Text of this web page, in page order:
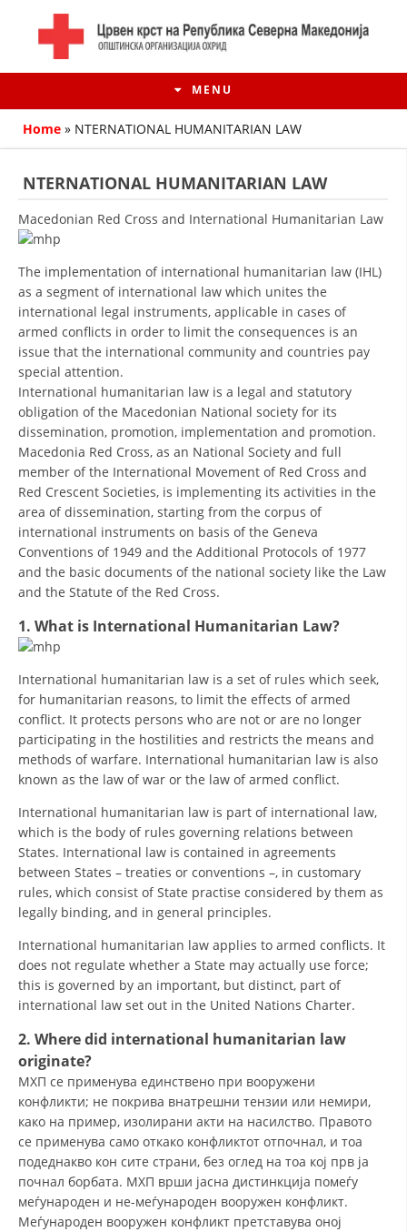
MENU
HISTORY OF MOVEMENT
ORGANISATION STRUCTURE
CONTACT INFO
LAW OF MACEDONIAN RED CROSS
STATUTE OF THE MRC
ORGANIZATIONAL DEVELOPMENT
EXECUTIVE BOARD
DISSEMINATION
INTERNATIONAL HUMANITARIAN LAW
PROMOTION OF HUMAN VALUES
USE AND PROTECTION OF THE EMBLEM
THE SOCIAL WELFARE ACTIVITY
DISASTER PREPAREDNESS AND RESPONSE
PUBLIC RELATIONS
RESEARCH OF PUBLIC OPINION
INTERNATIONAL COOPERATION
TRACING SERVICE
HEALTH PREVENTION
FIRST AID
Home » NTERNATIONAL HUMANITARIAN LAW
NTERNATIONAL HUMANITARIAN LAW
Macedonian Red Cross and International Humanitarian Law
The implementation of international humanitarian law (IHL)
as a segment of international law which unites the
international legal instruments, applicable in cases of
armed conflicts in order to limit the consequences is an
issue that the international community and countries pay
special attention.
International humanitarian law is a legal and statutory
obligation of the Macedonian National society for its
dissemination, promotion, implementation and promotion.
Macedonia Red Cross, as an National Society and full
member of the International Movement of Red Cross and
Red Crescent Societies, is implementing its activities in the
area of dissemination, starting from the corpus of
international instruments on basis of the Geneva
Conventions of 1949 and the Additional Protocols of 1977
and the basic documents of the national society like the Law
and the Statute of the Red Cross.
1. What is International Humanitarian Law?
International humanitarian law is a set of rules which seek,
for humanitarian reasons, to limit the effects of armed
conflict. It protects persons who are not or are no longer
participating in the hostilities and restricts the means and
methods of warfare. International humanitarian law is also
known as the law of war or the law of armed conflict.
International humanitarian law is part of international law,
which is the body of rules governing relations between
States. International law is contained in agreements
between States – treaties or conventions –, in customary
rules, which consist of State practise considered by them as
legally binding, and in general principles.
International humanitarian law applies to armed conflicts. It
does not regulate whether a State may actually use force;
this is governed by an important, but distinct, part of
international law set out in the United Nations Charter.
2. Where did international humanitarian law
originate?
МХП се применува единствено при вооружени
конфликти; не покрива внатрешни тензии или немири,
како на пример, изолирани акти на насилство. Правото
се применува само откако конфликтот отпочнал, и тоа
подеднакво кон сите страни, без оглед на тоа кој прв ја
почнал борбата. МХП врши јасна дистинкција помеѓу
меѓународен и не-меѓународен вооружен конфликт.
Меѓународен вооружен конфликт претставува оној